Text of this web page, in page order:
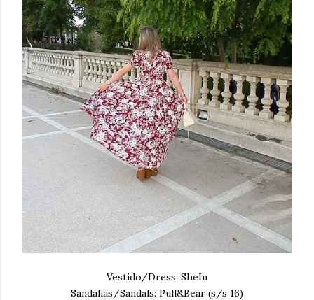
Vestido/Dress: SheIn
Sandalias/Sandals: Pull&Bear (s/s 16)